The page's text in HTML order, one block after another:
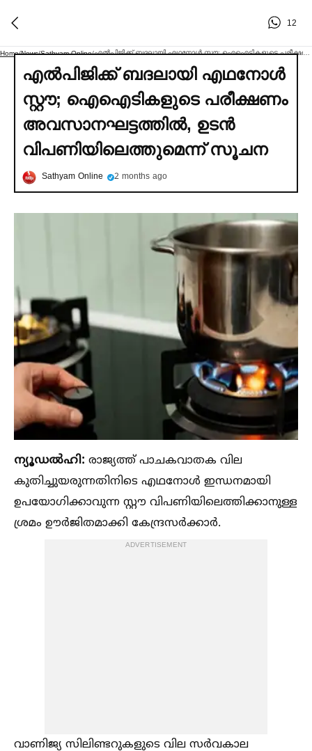
12
Home/News/Sathyam Online/
എല്‍പിജിക്ക് ബദലായി എഥനോള്‍
സ്റ്റൗ; ഐഐടികളുടെ പരീക്ഷണം
അവസാനഘട്ടത്തില്‍, ഉടൻ
വിപണിയിലെത്തുമെന്ന് സൂചന
Sathyam Online 2 months ago
ന്യൂഡല്‍ഹി: രാജ്യത്ത് പാചകവാതക വില
കുതിച്ചുയരുന്നതിനിടെ എഥനോള്‍ ഇന്ധനമായി
ഉപയോഗിക്കാവുന്ന സ്റ്റൗ വിപണിയിലെത്തിക്കാനുള്ള
ശ്രമം ഊർജിതമാക്കി കേന്ദ്രസർക്കാർ.
ADVERTISEMENT
വാണിജ്യ സിലിണ്ടറുകളുടെ വില സർവകാല